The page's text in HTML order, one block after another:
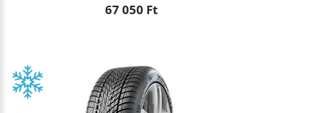
67 050 Ft